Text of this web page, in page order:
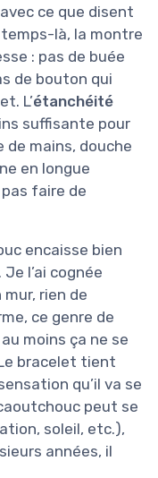
ce que disent
là, la montre
: pas de buée
de bouton qui
L’étanchéité
suffisante pour
de mains, douche
en longue
pas faire de
encaisse bien
l’ai cognée
rien de
ce genre de
moins ça ne se
bracelet tient
qu’il va se
peut se
soleil, etc.),
années, il